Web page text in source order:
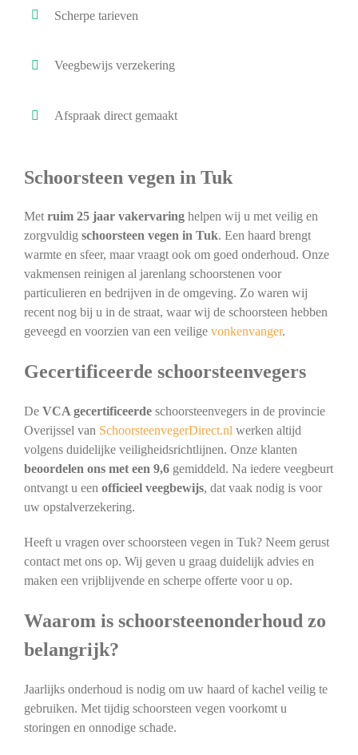
Scherpe tarieven
Veegbewijs verzekering
Afspraak direct gemaakt
Schoorsteen vegen in Tuk
Metruim 25 jaar vakervaringhelpen wij u met veilig en
zorgvuldig schoorsteen vegen in Tuk. Een haard brengt
warmte en sfeer, maar vraagt ook om goed onderhoud. Onze
vakmensen reinigen al jarenlang schoorstenen voor
particulieren en bedrijven in de omgeving. Zo waren wij
recent nog bij u in de straat, waar wij de schoorsteen hebben
geveegd en voorzien van een veilige vonkenvanger.
Gecertificeerde schoorsteenvegers
De VCA gecertificeerdeschoorsteenvegers in de provincie
Overijssel van SchoorsteenvegerDirect.nl werken altijd
volgens duidelijke veiligheidsrichtlijnen. Onze klanten
beoordelen ons met een 9,6gemiddeld. Na iedere veegbeurt
ontvangt u een officieel veegbewijs, dat vaak nodig is voor
uw opstalverzekering.
Heeft u vragen over schoorsteen vegen in Tuk? Neem gerust
contact met ons op. Wij geven u graag duidelijk advies en
maken een vrijblijvende en scherpe offerte voor u op.
Waarom is schoorsteenonderhoud zo
belangrijk?
Jaarlijks onderhoud is nodig om uw haard of kachel veilig te
gebruiken. Met tijdig schoorsteen vegen voorkomt u
storingen en onnodige schade.